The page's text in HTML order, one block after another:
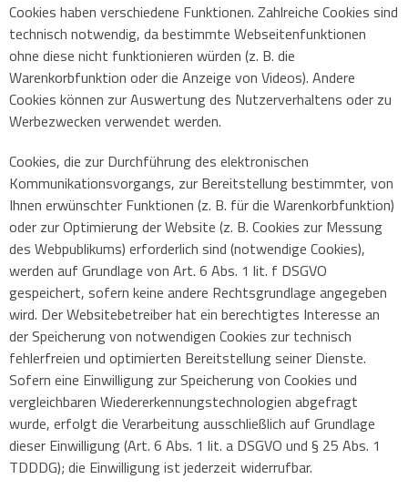
Cookies haben verschiedene Funktionen. Zahlreiche Cookies sind
technisch notwendig, da bestimmte Webseitenfunktionen
ohne diese nicht funktionieren würden (z. B. die
Warenkorbfunktion oder die Anzeige von Videos). Andere
Cookies können zur Auswertung des Nutzerverhaltens oder zu
Werbezwecken verwendet werden.
Cookies, die zur Durchführung des elektronischen
Kommunikationsvorgangs, zur Bereitstellung bestimmter, von
Ihnen erwünschter Funktionen (z. B. für die Warenkorbfunktion)
oder zur Optimierung der Website (z. B. Cookies zur Messung
des Webpublikums) erforderlich sind (notwendige Cookies),
werden auf Grundlage von Art. 6 Abs. 1 lit. f DSGVO
gespeichert, sofern keine andere Rechtsgrundlage angegeben
wird. Der Websitebetreiber hat ein berechtigtes Interesse an
der Speicherung von notwendigen Cookies zur technisch
fehlerfreien und optimierten Bereitstellung seiner Dienste.
Sofern eine Einwilligung zur Speicherung von Cookies und
vergleichbaren Wiedererkennungstechnologien abgefragt
wurde, erfolgt die Verarbeitung ausschließlich auf Grundlage
dieser Einwilligung (Art. 6 Abs. 1 lit. a DSGVO und § 25 Abs. 1
TDDDG); die Einwilligung ist jederzeit widerrufbar.